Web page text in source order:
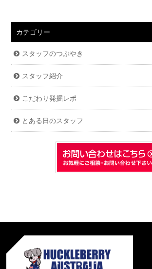
カテゴリー
スタッフのつぶやき
スタッフ紹介
こだわり発掘レポ
とある日のスタッフ